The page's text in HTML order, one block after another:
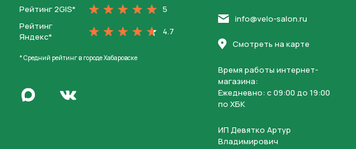
Рейтинг 2GIS*
5
Рейтинг
Яндекс*
4.7
* Средний рейтинг в городе Хабаровске
Написать в MaxПерейти во Вконтакте
info@velo-salon.ru
Смотреть на карте
Время работы интернет-
магазина:
Ежедневно: c 09:00 до 19:00
по ХБК
ИП Девятко Артур
Владимирович